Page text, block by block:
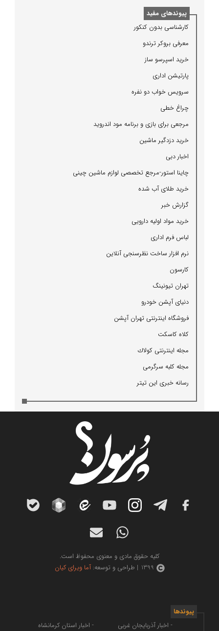
پیوندهای مفید
كارشناسی بدون كنكور
معرفی بروكر ترندو
خرید اسپرسو ساز
پارتیشن اداری
سرویس خواب دو نفره
چراغ خطی
مرجعی برای بازی و برنامه مود اندروید
خرید دزدگیر ماشین
اخبار دبی
چاینا استور-مرجع تخصصی لوازم ماشین چینی
خرید طلای آب شده
گزارش خبر
خرید مواد اولیه دارویی
لباس فرم اداری
نرم افزار ساخت نظرسنجی آنلاین
كارسون
تهران تیونینگ
دنیای آپشن خودرو
فروشگاه اینترنتی تهران آپشن
كلاه كاسكت
مجله اینترنتی كولاك
مجله كلبه سرگرمی
رسانه خبری این تیتر
کلیه حقوق مادی و معنوی محفوظ است.
1399 | طراحی و توسعه:
آما ویرای کیان
پیوندها
- اخبار آذربایجان غربی
- اخبار استان کرمانشاه